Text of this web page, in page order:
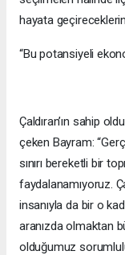
hayata
“Bu potansiyeli
Çaldıran’ın sahip
çeken Bayram:
sınırı bereketli bir
faydalanamıyoruz.
insanıyla da bir o
aranızda olmaktan
olduğumuz